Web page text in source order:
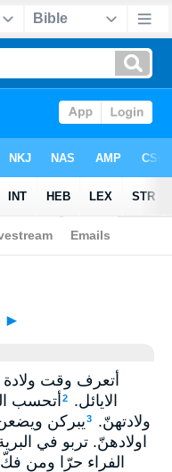
Job 39
►
أتعرف وقت
الايائل.
2 أتحسب
ولادتهنّ.
3يبركن
اولادهنّ. تربو في
الفراء حرّا ومن